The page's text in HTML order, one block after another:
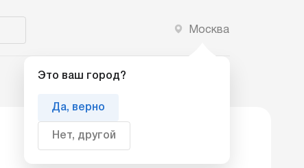
Москва
Это ваш город?
Да, верно
Нет, другой
Добавить компанию